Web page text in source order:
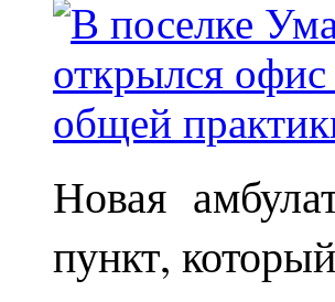
Новая
пункт,